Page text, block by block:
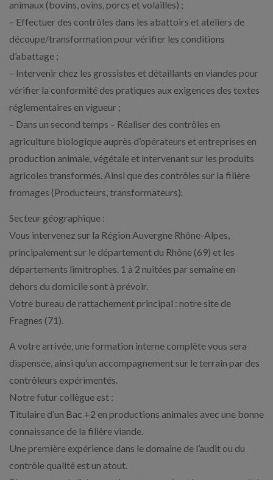
animaux (bovins, ovins, porcs et volailles) ;
– Effectuer des contrôles dans les abattoirs et ateliers de
découpe/transformation pour vérifier les conditions
d’abattage ;
– Intervenir chez les grossistes et détaillants en viandes pour
vérifier la conformité des pratiques aux exigences des textes
réglementaires en vigueur ;
– Dans un second temps – Réaliser des contrôles en
agriculture biologique auprès d’opérateurs et entreprises en
production animale, végétale et intervenant sur les produits
agricoles transformés. Ainsi que des contrôles sur la filière
fromages (Producteurs, transformateurs).
Secteur géographique :
Vous intervenez sur la Région Auvergne Rhône-Alpes,
principalement sur le département du Rhône (69) et les
départements limitrophes. 1 à 2 nuitées par semaine en
dehors du domicile sont à prévoir.
Votre bureau de rattachement principal : notre site de
Fragnes (71).
A votre arrivée, une formation interne complète vous sera
dispensée, ainsi qu’un accompagnement sur le terrain par des
contrôleurs expérimentés.
Notre futur collègue est :
Titulaire d’un Bac +2 en productions animales avec une bonne
connaissance de la filière viande.
Une première expérience dans le domaine de l’audit ou du
contrôle qualité est un atout.